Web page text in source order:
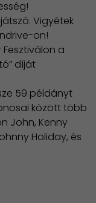
Vigyétek
on!
Fesztiválon a
díját
59 példányt
között több
John, Kenny
Holiday, és